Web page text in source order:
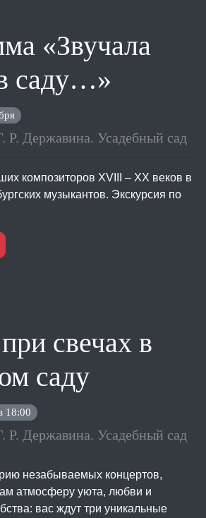
«Звучала
саду…»
Р. Державина. Усадебный сад
композиторов XVIII – XX веков в
музыкантов. Экскурсия по
свечах в
саду
18:00
Р. Державина. Усадебный сад
незабываемых концертов,
атмосферу уюта, любви и
вас ждут три уникальные